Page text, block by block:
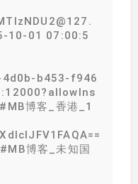
10-01 07:00:5
b453-f946
博客_香港_1
博客_未知国